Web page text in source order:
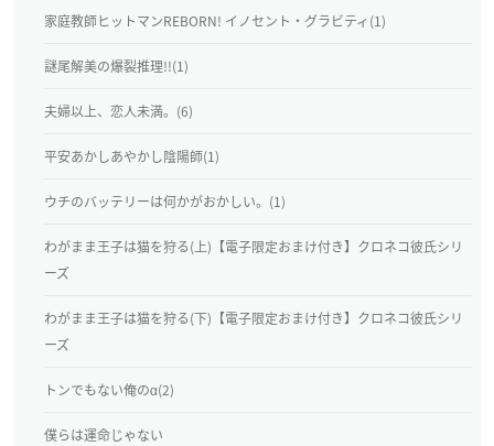
家庭教師ヒットマンREBORN! イノセント・グラビティ(1)
謎尾解美の爆裂推理!!(1)
夫婦以上、恋人未満。(6)
平安あかしあやかし陰陽師(1)
ウチのバッテリーは何かがおかしい。(1)
わがまま王子は猫を狩る(上)【電子限定おまけ付き】クロネコ彼氏シリ
ーズ
わがまま王子は猫を狩る(下)【電子限定おまけ付き】クロネコ彼氏シリ
ーズ
トンでもない俺のα(2)
僕らは運命じゃない